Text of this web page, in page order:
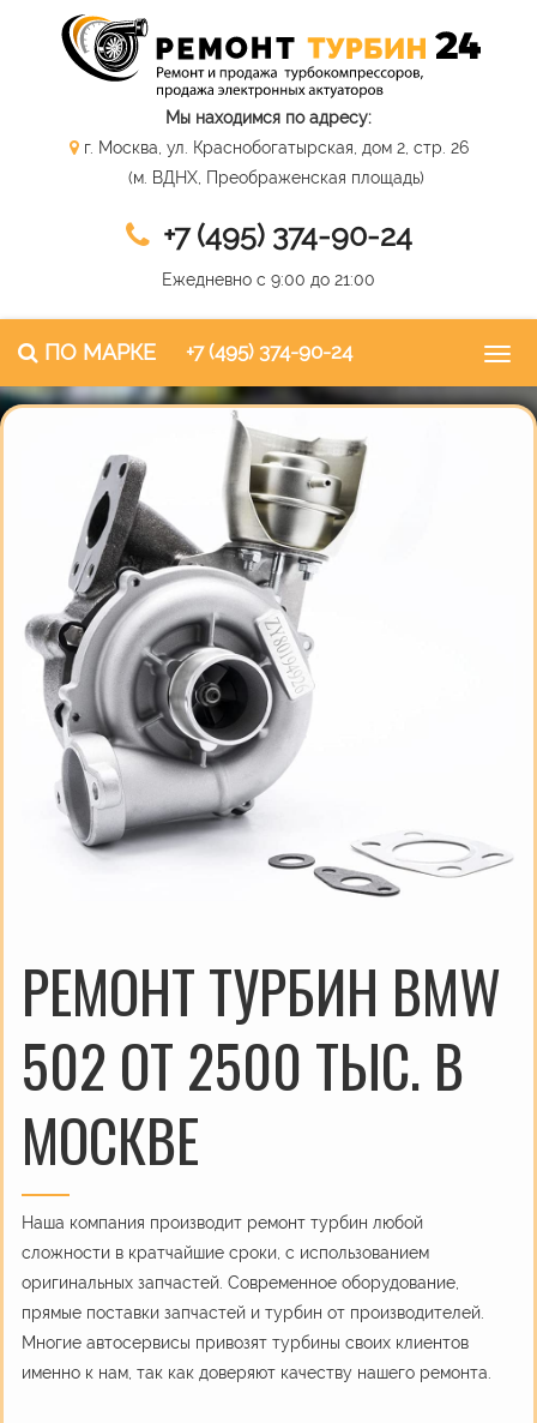
Мы находимся по адресу:
г. Москва, ул. Краснобогатырская, дом 2, стр. 26
(м. ВДНХ, Преображенская площадь)
+7 (495) 374-90-24
Ежедневно с 9:00 до 21:00
ПО МАРКЕ +7 (495) 374-90-24
РЕМОНТ ТУРБИН BMW
502 ОТ 2500 ТЫС. В
МОСКВЕ
Наша компания производит ремонт турбин любой
сложности в кратчайшие сроки, с использованием
оригинальных запчастей. Современное оборудование,
прямые поставки запчастей и турбин от производителей.
Многие автосервисы привозят турбины своих клиентов
именно к нам, так как доверяют качеству нашего ремонта.